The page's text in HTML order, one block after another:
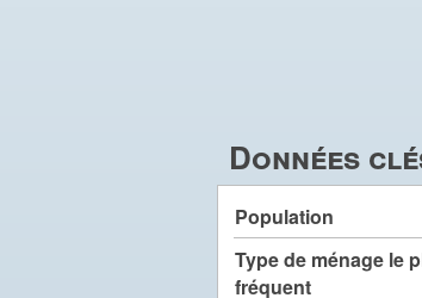
Données
Population
Type de ménage le
fréquent